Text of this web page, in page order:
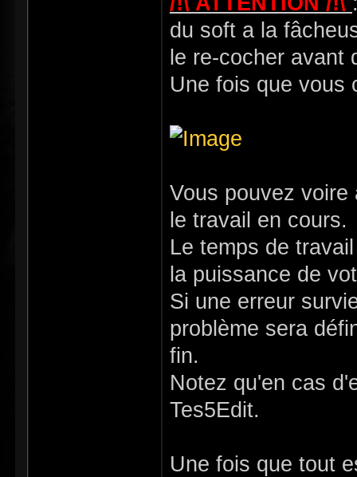
du soft a la
le re-cocher avant
Une fois que vous
Vous pouvez
le travail en cours.
Le temps de
la puissance de
Si une erreur
problème sera
fin.
Notez qu'en cas
Tes5Edit.
Une fois que tout